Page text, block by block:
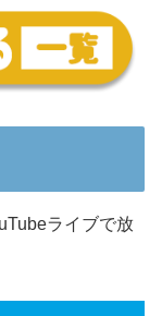
ライブで放